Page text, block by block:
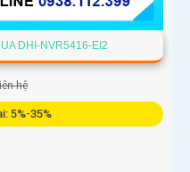
DHI-NVR5416-EI2
hệ
5%-35%